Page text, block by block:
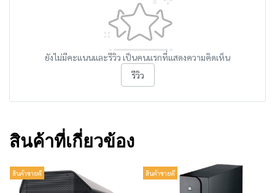
ยังไม่มีคะแนนและรีวิว เป็นคนแรกที่แสดงความคิดเห็น
รีวิว
สินค้าที่เกี่ยวข้อง
สินค้าขายดี สินค้าขายดี